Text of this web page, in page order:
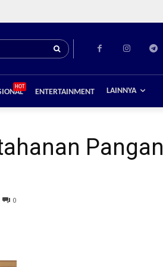
HOT
ENTERTAINMENT LAINNYA
Pangan
0